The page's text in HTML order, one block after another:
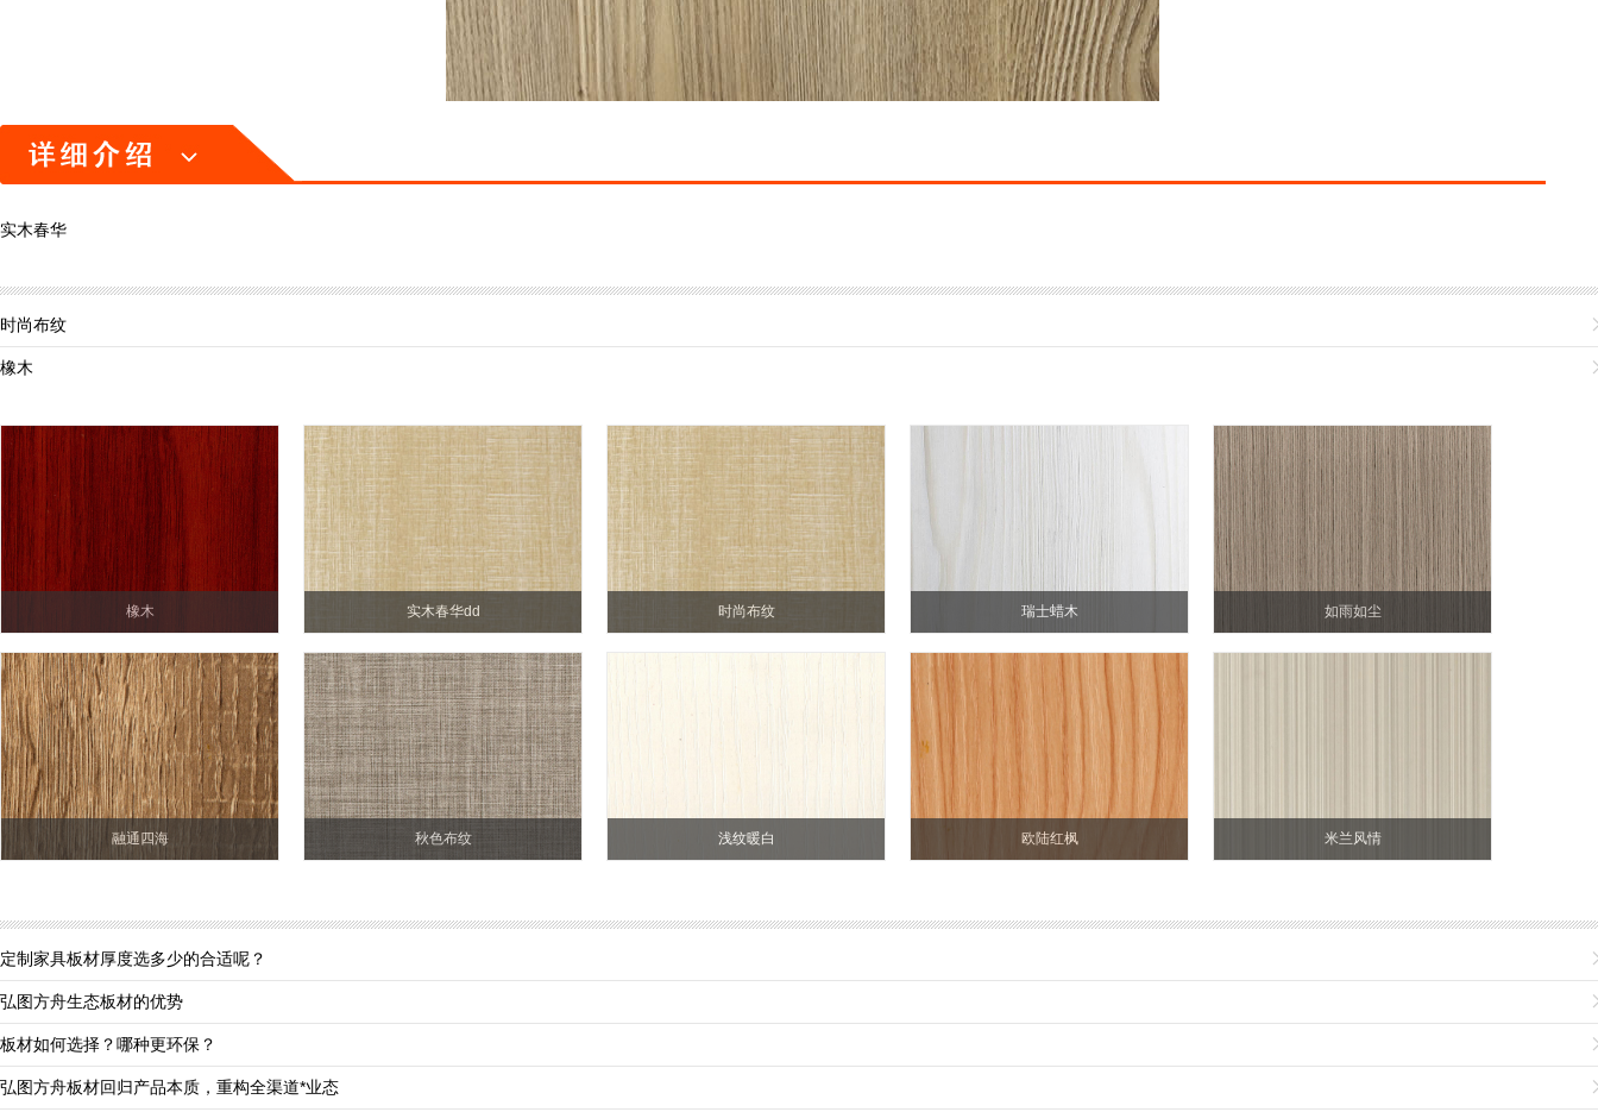
实木春华
时尚布纹
橡木
橡木 实木春华dd 时尚布纹 瑞士蜡木 如雨如尘
融通四海 秋色布纹 浅纹暖白 欧陆红枫 米兰风情
定制家具板材厚度选多少的合适呢？
弘图方舟生态板材的优势
板材如何选择？哪种更环保？
弘图方舟板材回归产品本质，重构全渠道*业态